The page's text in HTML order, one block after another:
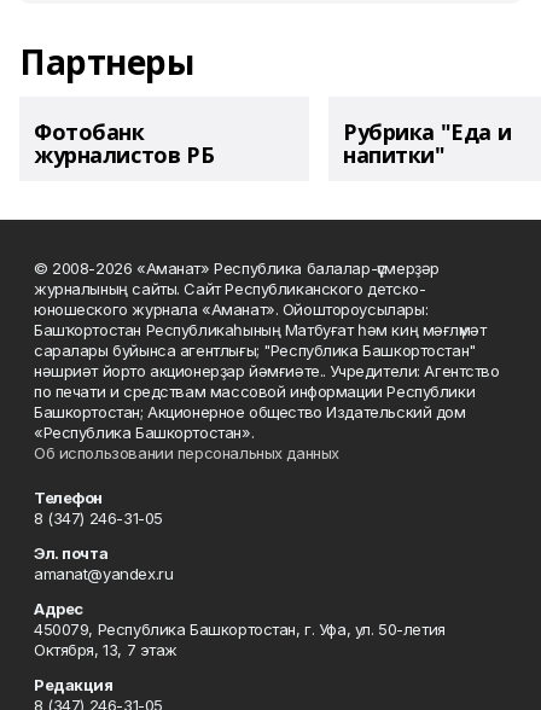
Партнеры
Фотобанк
журналистов РБ
Рубрика "Еда и
напитки"
© 2008-2026 «Аманат» Республика балалар-үҫмерҙәр
журналының сайты. Сайт Республиканского детско-
юношеского журнала «Аманат». Ойоштороусылары:
Башҡортостан Республикаһының Матбуғат һәм киң мәғлүмәт
саралары буйынса агентлығы; "Республика Башкортостан"
нәшриәт йорто акционерҙар йәмғиәте.. Учредители: Агентство
по печати и средствам массовой информации Республики
Башкортостан; Акционерное общество Издательский дом
«Республика Башкортостан».
Об использовании персональных данных
Телефон
8 (347) 246-31-05
Эл. почта
amanat@yandex.ru
Адрес
450079, Республика Башкортостан, г. Уфа, ул. 50-летия
Октября, 13, 7 этаж
Редакция
8 (347) 246-31-05